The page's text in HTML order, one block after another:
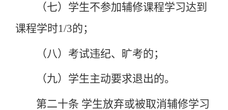
（七）学生不参加辅修课程学习达到
课程学时1/3的；
（八）考试违纪、旷考的；
（九）学生主动要求退出的。
第二十条 学生放弃或被取消辅修学习